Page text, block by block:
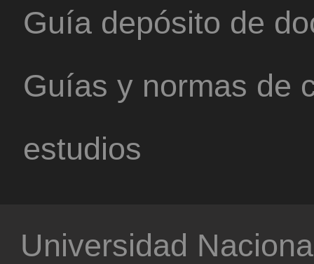
Guía depósito de
Guías y normas de
estudios
Universidad